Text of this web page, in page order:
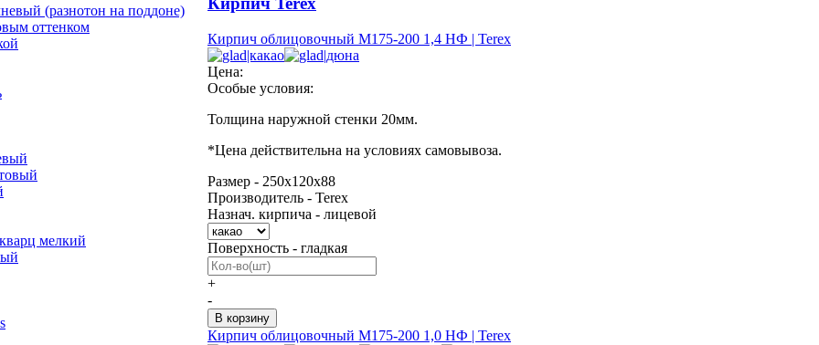
(разнотон на поддоне)
оттенком
мелкий
Кирпич облицовочный М175-200 1,4 НФ | Terex
Цена:
Особые условия:
Толщина наружной стенки 20мм.
*Цена действительна на условиях самовывоза.
Размер - 250х120х88
Производитель - Terex
Назнач. кирпича - лицевой
Поверхность - гладкая
+
-
Кирпич облицовочный М175-200 1,0 НФ | Terex